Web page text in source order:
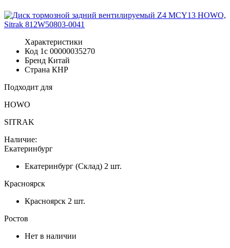
Характеристики
Код 1с 00000035270
Бренд Китай
Страна КНР
Подходит для
HOWO
SITRAK
Наличие:
Екатеринбург
Екатеринбург (Склад) 2 шт.
Красноярск
Красноярск 2 шт.
Ростов
Нет в наличии